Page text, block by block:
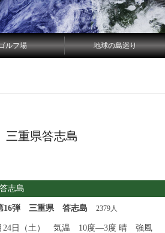
ルフ場 地球の島巡り
三重県答志島
志島
16弾 三重県 答志島 2379人
24日（土） 気温 10度―3度 晴 強風